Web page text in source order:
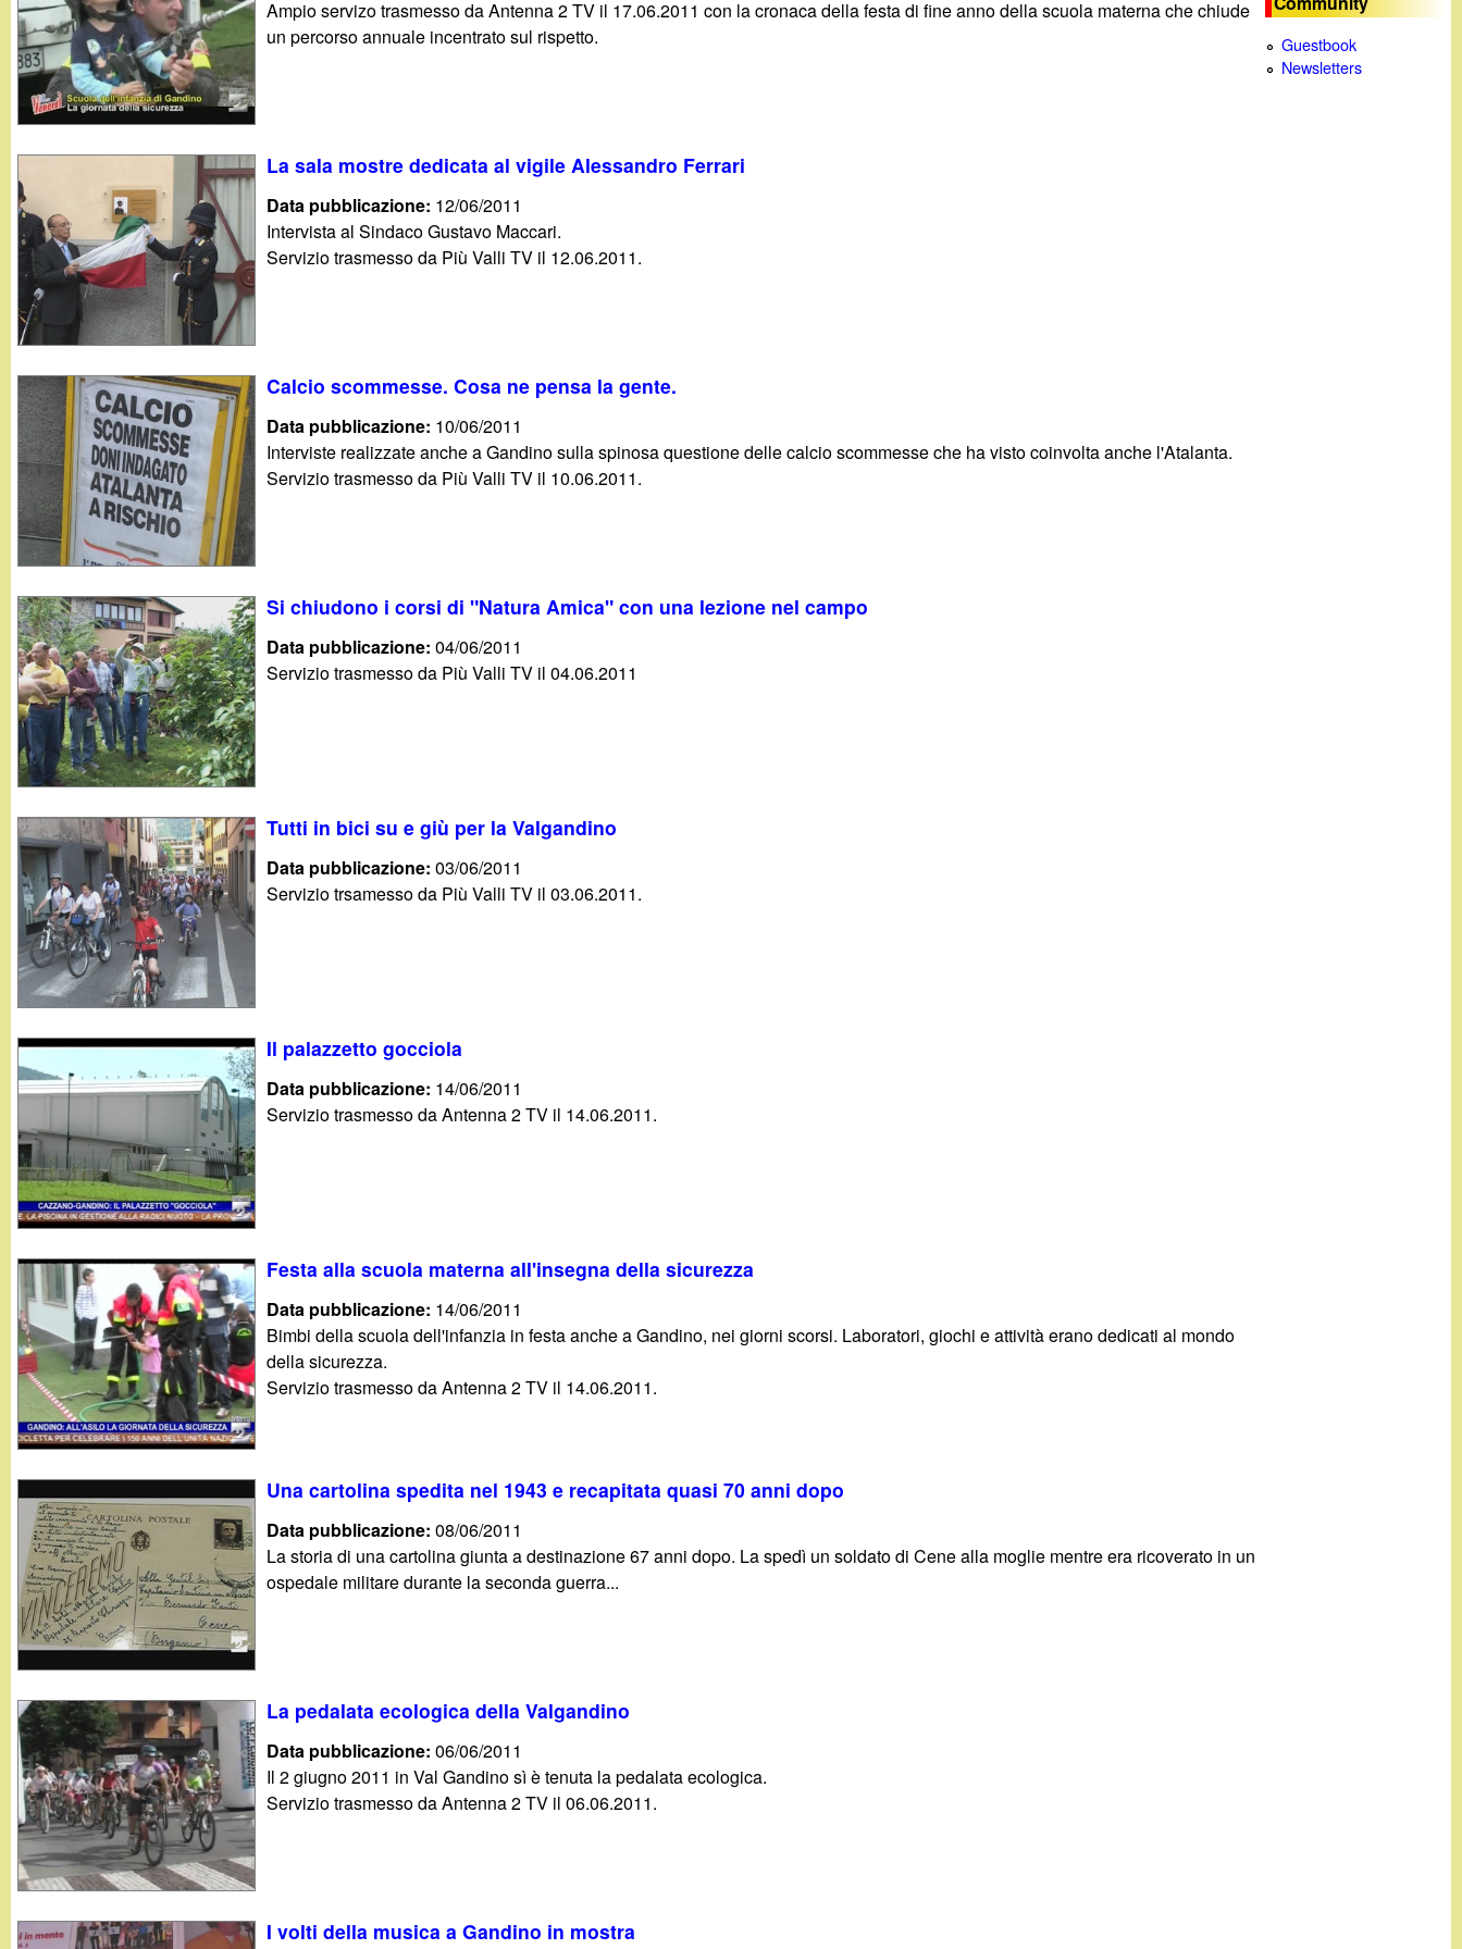
g
a
n
d
n
o
.
i
t
Ampio servizo trasmesso da Antenna 2 TV il 17.06.2011 con la cronaca della festa di fine anno della scuola materna che chiude
un percorso annuale incentrato sul rispetto.
La sala mostre dedicata al vigile Alessandro Ferrari
Data pubblicazione: 12/06/2011
Intervista al Sindaco Gustavo Maccari.
Servizio trasmesso da Più Valli TV il 12.06.2011.
Calcio scommesse. Cosa ne pensa la gente.
Data pubblicazione: 10/06/2011
Interviste realizzate anche a Gandino sulla spinosa questione delle calcio scommesse che ha visto coinvolta anche l'Atalanta.
Servizio trasmesso da Più Valli TV il 10.06.2011.
Si chiudono i corsi di "Natura Amica" con una lezione nel campo
Data pubblicazione:04/06/2011
Servizio trasmesso da Più Valli TV il 04.06.2011
Tutti in bici su e giù per la Valgandino
Data pubblicazione:03/06/2011
Servizio trsamesso da Più Valli TV il 03.06.2011.
Il palazzetto gocciola
Data pubblicazione: 14/06/2011
Servizio trasmesso da Antenna 2 TV il 14.06.2011.
Festa alla scuola materna all'insegna della sicurezza
Data pubblicazione: 14/06/2011
Bimbi della scuola dell'infanzia in festa anche a Gandino, nei giorni scorsi. Laboratori, giochi e attività erano dedicati al mondo
della sicurezza.
Servizio trasmesso da Antenna 2 TV il 14.06.2011.
Una cartolina spedita nel 1943 e recapitata quasi 70 anni dopo
Data pubblicazione:08/06/2011
La storia di una cartolina giunta a destinazione 67 anni dopo. La spedì un soldato di Cene alla moglie mentre era ricoverato in un
ospedale militare durante la seconda guerra...
La pedalata ecologica della Valgandino
Data pubblicazione:06/06/2011
Il 2 giugno 2011 in Val Gandino sì è tenuta la pedalata ecologica.
Servizio trasmesso da Antenna 2 TV il 06.06.2011.
I volti della musica a Gandino in mostra
Guestbook
Newsletters